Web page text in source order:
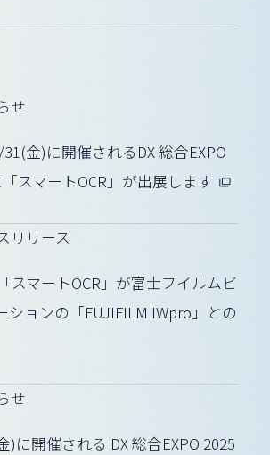
せ
金)に開催されるDX 総合EXPO
スマートOCR」が出展します
リリース
スマートOCR」が富士フイルムビ
ションの「FUJIFILM IWpro」との
せ
)に開催される DX 総合EXPO 2025